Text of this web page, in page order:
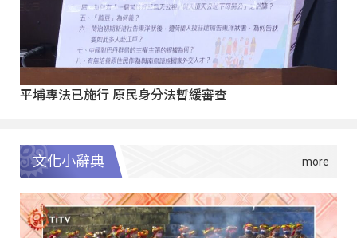
平埔專法已施行 原民身分法暫緩審查
文化小辭典